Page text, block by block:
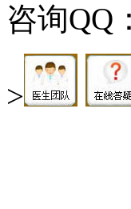
咨询QQ
>